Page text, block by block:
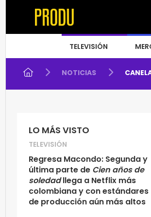
TELEVISIÓN
NOTICIAS
LO MÁS VISTO
TELEVISIÓN
Regresa Macondo: Segunda y
última parte de Cien años de
soledadllega a Netflix más
colombiana y con estándares
de producción aún más altos